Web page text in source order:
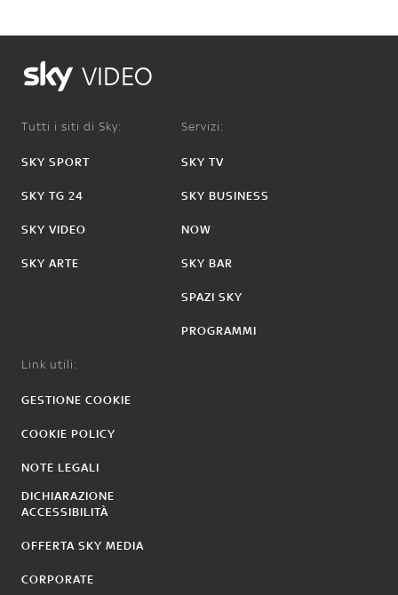
VIDEO
Tutti i siti di Sky:
SKY SPORT
SKY TG 24
SKY VIDEO
SKY ARTE
Servizi:
SKY TV
SKY BUSINESS
NOW
SKY BAR
SPAZI SKY
PROGRAMMI
Link utili:
GESTIONE COOKIE
COOKIE POLICY
NOTE LEGALI
DICHIARAZIONE
ACCESSIBILITÀ
OFFERTA SKY MEDIA
CORPORATE